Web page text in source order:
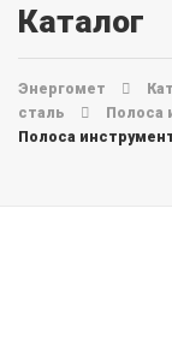
Каталог
Энергомет
сталь
Полоса
Полоса